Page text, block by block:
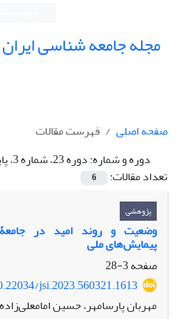
مجله جامعه شناسی ایران
صفحه اصلی
فهرست مقالات
دوره و شماره:دوره 23، شماره 3، پاییز 1401، صفحه 1-162
تعداد مقالات:
6
پژوهشی
وضعیت و روند امید در
پیمایش‌های ملی
صفحه3-28
jsi.2023.560321.1613
مهربان پارسامهر، حسین امامعلی‌زاده